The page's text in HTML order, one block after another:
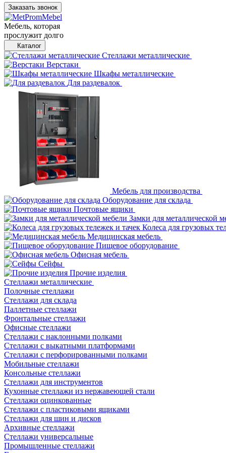
Заказать звонок
Мебель, которая
прослужит долго
Каталог
Стеллажи металлические
Верстаки
Шкафы металлические
Для раздевалок
Мебель для производства
Оборудование для склада
Почтовые ящики
Замки для металлической
Колеса для грузовых
Медицинская мебель
Пищевое оборудование
Офисная мебель
Сейфы
Прочие изделия
Стеллажи металлические
Полочные стеллажи
Стеллажи для склада
Паллетные стеллажи
Фронтальные стеллажи
Офисные стеллажи
Стеллажи с наклонными полками
Стеллажи с выкатными платформами
Стеллажи с перфорированными полками
Мобильные стеллажи
Консольные стеллажи
Стеллажи для инструментов
Кухонные стеллажи из нержавеющей стали
Стеллажи оцинкованные
Стеллажи с пластиковыми ящиками
Стеллажи для шин и дисков
Архивные стеллажи
Стеллажи универсальные
Промышленные стеллажи